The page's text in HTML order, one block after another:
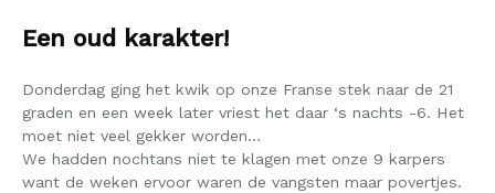
Een oud karakter!
Donderdag ging het kwik op onze Franse stek naar de 21
graden en een week later vriest het daar ‘s nachts -6. Het
moet niet veel gekker worden…
We hadden nochtans niet te klagen met onze 9 karpers
want de weken ervoor waren de vangsten maar povertjes.